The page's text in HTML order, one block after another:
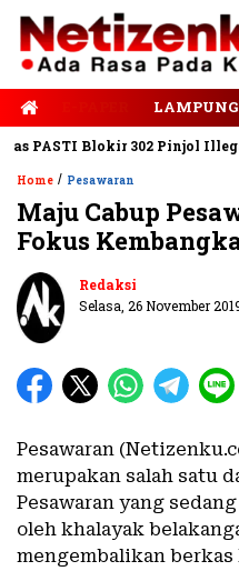
LAMPUNG
Blokir 302 Pinjol Illegal
Home / Pesawaran
Maju Cabup
Fokus
Redaksi
Selasa, 26 November
Pesawaran
merupakan salah satu
Pesawaran yang
oleh khalayak
mengembalikan